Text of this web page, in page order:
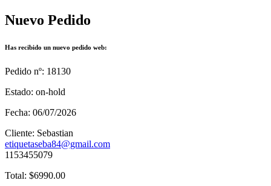
Nuevo Pedido
Has recibido un nuevo pedido web:
Pedido nº: 18130
Estado: on-hold
Fecha: 06/07/2026
Cliente: Sebastian
etiquetaseba84@gmail.com
1153455079
Total: $6990.00